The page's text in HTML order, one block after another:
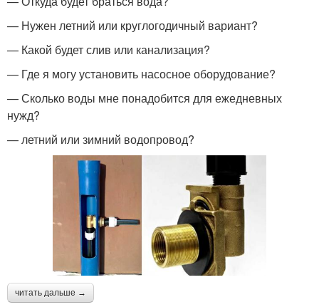
— Нужен летний или круглогодичный вариант?
— Какой будет слив или канализация?
— Где я могу установить насосное оборудование?
— Сколько воды мне понадобится для ежедневных
нужд?
— летний или зимний водопровод?
читать дальше →